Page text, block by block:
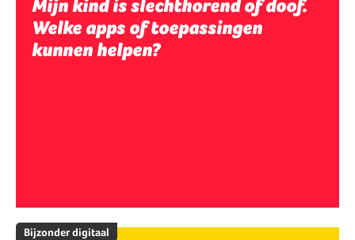
Mijn kind is slechthorend of doof.
Welke apps of toepassingen
kunnen helpen?
Bijzonder digitaal